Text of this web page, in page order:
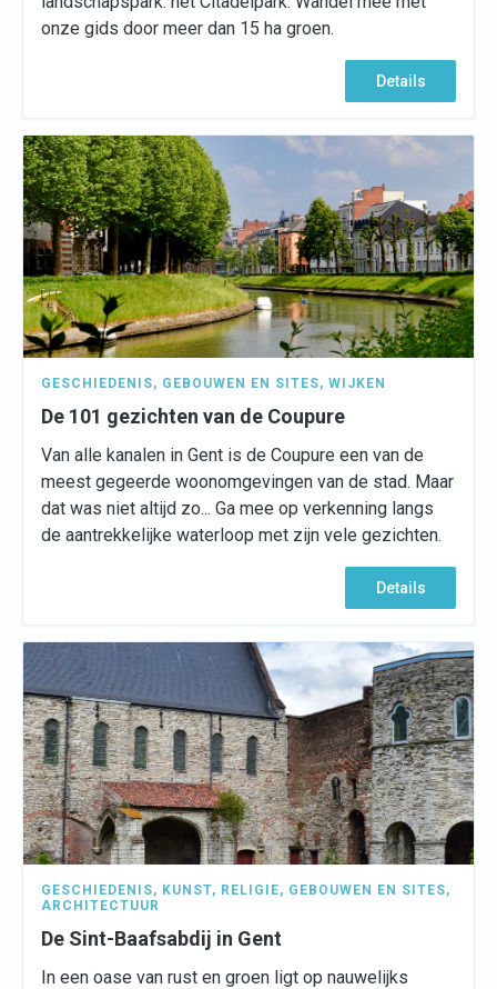
onze gids door meer dan 15 ha groen.
Details
GESCHIEDENIS, GEBOUWEN EN SITES, WIJKEN
De 101 gezichten van de Coupure
Van alle kanalen in Gent is de Coupure een van de
meest gegeerde woonomgevingen van de stad. Maar
dat was niet altijd zo... Ga mee op verkenning langs
de aantrekkelijke waterloop met zijn vele gezichten.
Details
GESCHIEDENIS, KUNST, RELIGIE, GEBOUWEN EN SITES,
ARCHITECTUUR
De Sint-Baafsabdij in Gent
In een oase van rust en groen ligt op nauwelijks